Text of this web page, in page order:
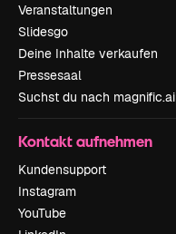
Veranstaltungen
Slidesgo
Deine Inhalte verkaufen
Pressesaal
Suchst du nach magnific.ai
Kontakt aufnehmen
Kundensupport
Instagram
YouTube